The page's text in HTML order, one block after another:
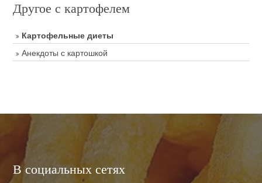
Другое с картофелем
Картофельные диеты
Анекдоты с картошкой
В социальных сетях